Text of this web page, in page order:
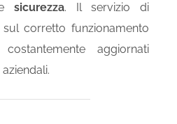
sicurezza. Il servizio di
corretto funzionamento
aggiornati